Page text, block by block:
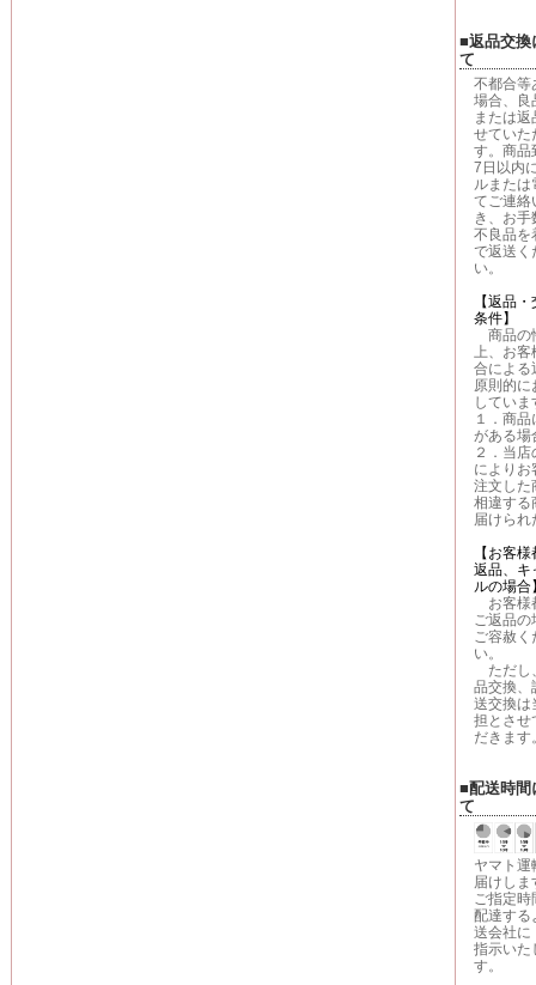
■返品交換
て
不都合等
場合、良
または返
せていた
す。商品
7日以内
ルまたは
てご連絡
き、お手
不良品を
で返送く
い。
【返品
条件】
商品の
上、お
合による
原則的に
していま
１．商品
がある場
２．当店
によりお
注文した
相違する
届けられ
【お客
返品、キ
ルの場合
お客様
ご返品の
ご容赦く
い。
ただし
品交換、
送交換は
担とさせ
だきます
■配送時間
て
ヤマト運
届けしま
ご指定時
配達する
送会社に
指示いた
す。